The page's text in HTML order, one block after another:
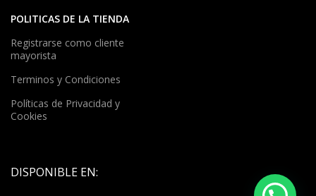
POLITICAS DE LA TIENDA
Registrarse como cliente
mayorista
Terminos y Condiciones
Políticas de Privacidad y
Cookies
DISPONIBLE EN: